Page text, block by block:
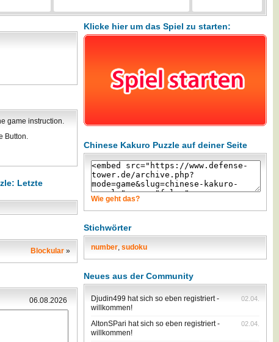
game instruction.
Button.
Letzte
Blockular »
06.08.2026
Klicke hier um das Spiel zu starten:
Chinese Kakuro Puzzle auf deiner Seite
Wie geht das?
Stichwörter
number, sudoku
Neues aus der Community
02.04.
Djudin499 hat sich so eben registriert -
willkommen!
02.04.
AltonSPari hat sich so eben registriert -
willkommen!